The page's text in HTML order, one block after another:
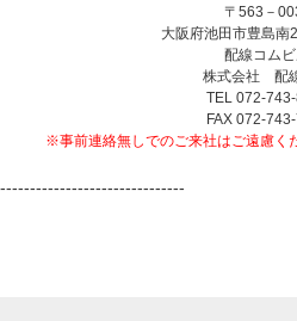
〒563－
大阪府池田市豊島南
配線コム
株式会社 配
TEL 072-
FAX 072-
※事前連絡無しでのご来社はご遠慮く
-------------------------------